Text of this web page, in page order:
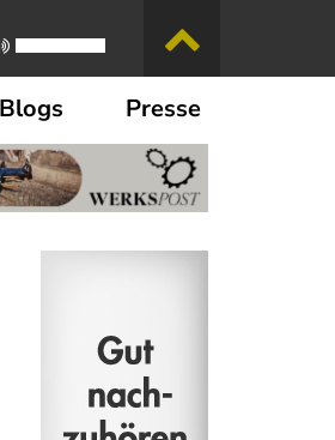
Blogs Presse